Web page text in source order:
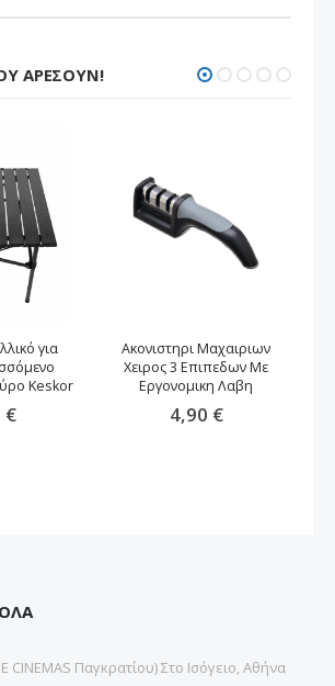
ΑΡΈΣΟΥΝ!
για
Keskor
€
Ακονιστηρι Μαχαιριων
Χειρος 3 Επιπεδων Με
Εργονομικη Λαβη
4,90 €
CINEMAS Παγκρατίου) Στο Ισόγειο, Αθήνα